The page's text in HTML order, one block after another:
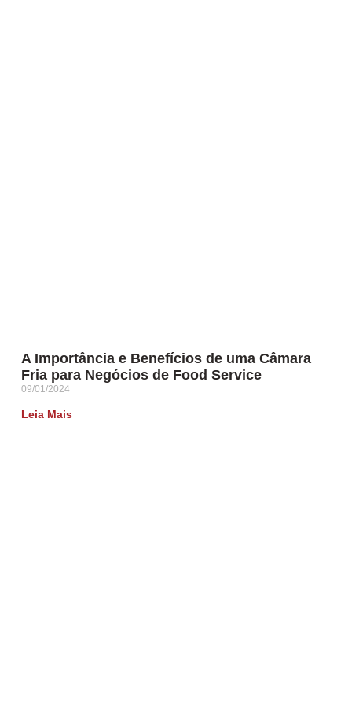
A Importância e Benefícios de uma Câmara
Fria para Negócios de Food Service
09/01/2024
Leia Mais